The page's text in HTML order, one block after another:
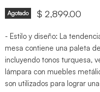
Agotado Precio actual
$ 2,899.00
- Estilo y diseño: La
mesa contiene una paleta
incluyendo tonos turquesa,
lámpara con muebles
son utilizados para lograr